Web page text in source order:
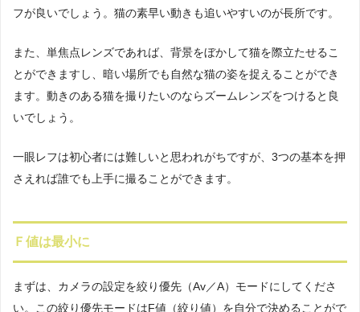
フが良いでしょう。猫の素早い動きも追いやすいのが長所です。
また、単焦点レンズであれば、背景をぼかして猫を際立たせるこ
とができますし、暗い場所でも自然な猫の姿を捉えることができ
ます。動きのある猫を撮りたいのならズームレンズをつけると良
いでしょう。
一眼レフは初心者には難しいと思われがちですが、3つの基本を押
さえれば誰でも上手に撮ることができます。
Ｆ値は最小に
まずは、カメラの設定を絞り優先（Av／A）モードにしてくださ
い。この絞り優先モードはF値（絞り値）を自分で決めることがで